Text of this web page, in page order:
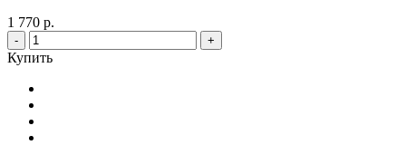
1 770 р.
- +
Купить